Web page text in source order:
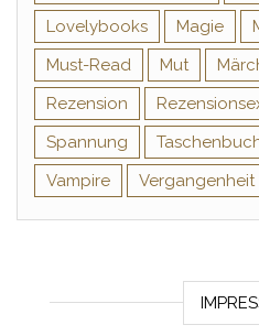
Lovelybooks
Magie
Must-Read
Mut
Rezension
Spannung
Vampire
Vergangenheit